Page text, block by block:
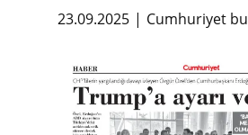
23.09.2025 Cumhuriyet